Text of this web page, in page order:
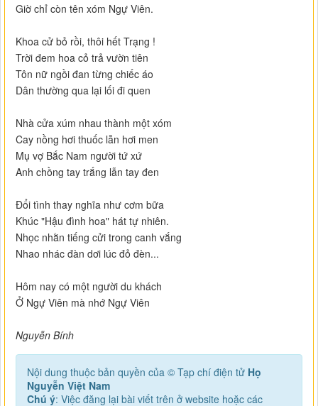
Giờ chỉ còn tên xóm Ngự Viên.
Khoa cử bỏ rồi, thôi hết Trạng !
Trời đem hoa cỏ trả vườn tiên
Tôn nữ ngồi đan từng chiếc áo
Dân thường qua lại lối đi quen
Nhà cửa xúm nhau thành một xóm
Cay nồng hơi thuốc lẫn hơi men
Mụ vợ Bắc Nam người tứ xứ
Anh chồng tay trắng lẫn tay đen
Đổi tình thay nghĩa như cơm bữa
Khúc "Hậu đình hoa" hát tự nhiên.
Nhọc nhằn tiếng cửi trong canh vắng
Nhao nhác đàn dơi lúc đỏ đèn...
Hôm nay có một người du khách
Ở Ngự Viên mà nhớ Ngự Viên
Nguyễn Bính
Nội dung thuộc bản quyền của © Tạp chí điện tử Họ
Nguyễn Việt Nam
Chú ý: Việc đăng lại bài viết trên ở website hoặc các